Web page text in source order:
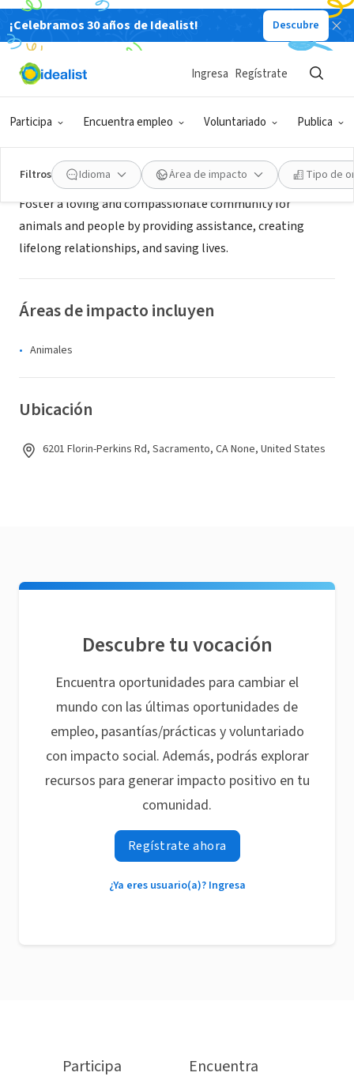
¡Celebramos 30 años de Idealist! Descubre
Participa Encuentra empleo Voluntariado Publica
Ingresa Regístrate
Filtros Idioma Área de impacto Tipo de
ORGANIZACIÓN SIN FIN DE LUCRO
Sacramento SPCA
Acerca de
Foster a loving and compassionate community for
animals and people by providing assistance, creating
lifelong relationships, and saving lives.
Áreas de impacto incluyen
Animales
Ubicación
6201 Florin-Perkins Rd, Sacramento, CA None, United States
Descubre tu vocación
Encuentra oportunidades para cambiar el
mundo con las últimas oportunidades de
empleo, pasantías/prácticas y voluntariado
con impacto social. Además, podrás explorar
recursos para generar impacto positivo en tu
comunidad.
Regístrate ahora
¿Ya eres usuario(a)? Ingresa
Participa
Encuentra